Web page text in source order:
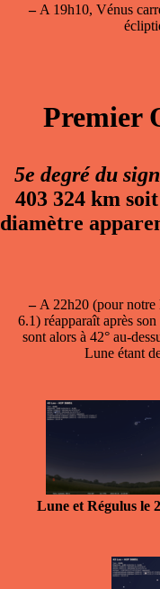
–A 19h10, Vénus
Premier
5e degré du
403 324 km
diamètre
– A 22h20 (pour notre
6.1) réapparaît après
sont alors à 42° au-
Lune étant
Lune et Régulus le